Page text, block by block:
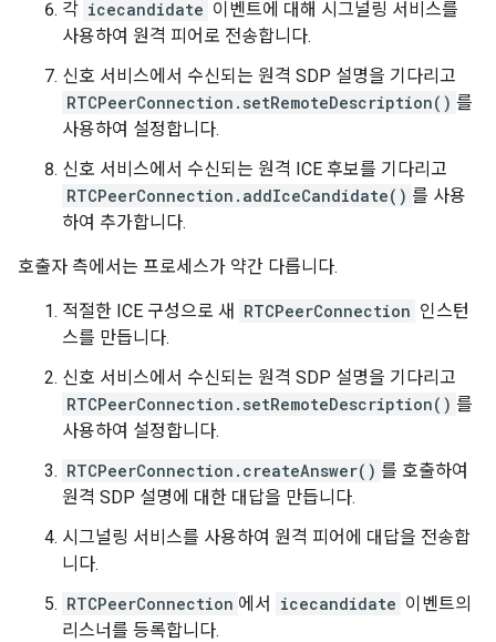
각 icecandidate 이벤트에 대해 시그널링 서비스를
사용하여 원격 피어로 전송합니다.
신호 서비스에서 수신되는 원격 SDP 설명을 기다리고
RTCPeerConnection.setRemoteDescription() 를
사용하여 설정합니다.
신호 서비스에서 수신되는 원격 ICE 후보를 기다리고
RTCPeerConnection.addIceCandidate() 를 사용
하여 추가합니다.
호출자 측에서는 프로세스가 약간 다릅니다.
적절한 ICE 구성으로 새 RTCPeerConnection 인스턴
스를 만듭니다.
신호 서비스에서 수신되는 원격 SDP 설명을 기다리고
RTCPeerConnection.setRemoteDescription() 를
사용하여 설정합니다.
RTCPeerConnection.createAnswer() 를 호출하여
원격 SDP 설명에 대한 대답을 만듭니다.
시그널링 서비스를 사용하여 원격 피어에 대답을 전송합
니다.
RTCPeerConnection 에서 icecandidate 이벤트의
리스너를 등록합니다.